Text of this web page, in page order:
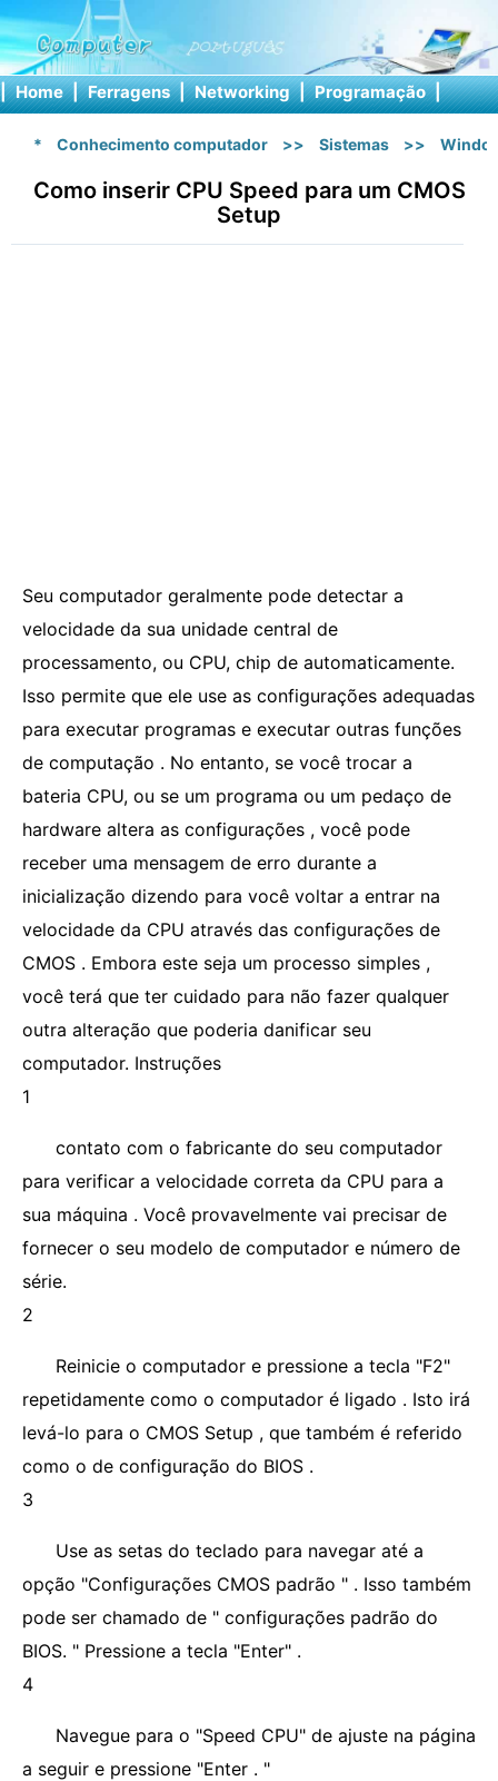
| Home | Ferragens | Networking | Programação |
* Conhecimento computador >> Sistemas >>
Como inserir CPU Speed ​​para um CMOS
Setup
Seu computador geralmente pode detectar a
velocidade da sua unidade central de
processamento, ou CPU, chip de automaticamente.
Isso permite que ele use as configurações adequadas
para executar programas e executar outras funções
de computação . No entanto, se você trocar a
bateria CPU, ou se um programa ou um pedaço de
hardware altera as configurações , você pode
receber uma mensagem de erro durante a
inicialização dizendo para você voltar a entrar na
velocidade da CPU através das configurações de
CMOS . Embora este seja um processo simples ,
você terá que ter cuidado para não fazer qualquer
outra alteração que poderia danificar seu
computador. Instruções
1
contato com o fabricante do seu computador
para verificar a velocidade correta da CPU para a
sua máquina . Você provavelmente vai precisar de
fornecer o seu modelo de computador e número de
série.
2
Reinicie o computador e pressione a tecla "F2"
repetidamente como o computador é ligado . Isto irá
levá-lo para o CMOS Setup , que também é referido
como o de configuração do BIOS .
3
Use as setas do teclado para navegar até a
opção "Configurações CMOS padrão " . Isso também
pode ser chamado de " configurações padrão do
BIOS. " Pressione a tecla "Enter" .
4
Navegue para o "Speed ​​CPU" de ajuste na página
a seguir e pressione "Enter . "